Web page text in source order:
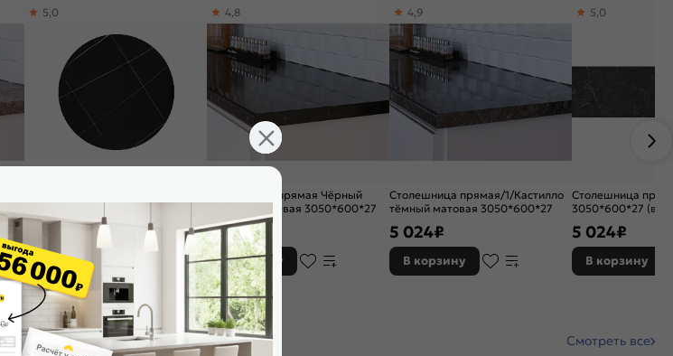
5,0
В корзину
Столешница прямая Чёрный
гранит глянцевая 3050*600*27
4,8
6 139₽
В корзину
Столешница прямая/1/Кастилло
тёмный матовая 3050*600*27
4,9
5 024₽
В корзину
Столешница
3050*600*27
5,0
5 024₽
В корзину
Смотреть все